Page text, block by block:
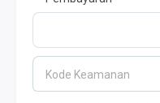
Kode Keamanan